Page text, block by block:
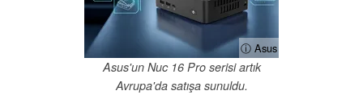
ⓘ Asus
Asus'un Nuc 16 Pro serisi artık
Avrupa'da satışa sunuldu.